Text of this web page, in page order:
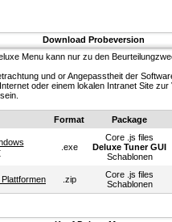
Download Probeversion
Menu kann nur zu den
und or Angepasstheit der
oder einem lokalen Intranet Site
Format Package
.exe
Core .js files
Deluxe Tuner GUI
Schablonen
.zip
Core .js files
Schablonen